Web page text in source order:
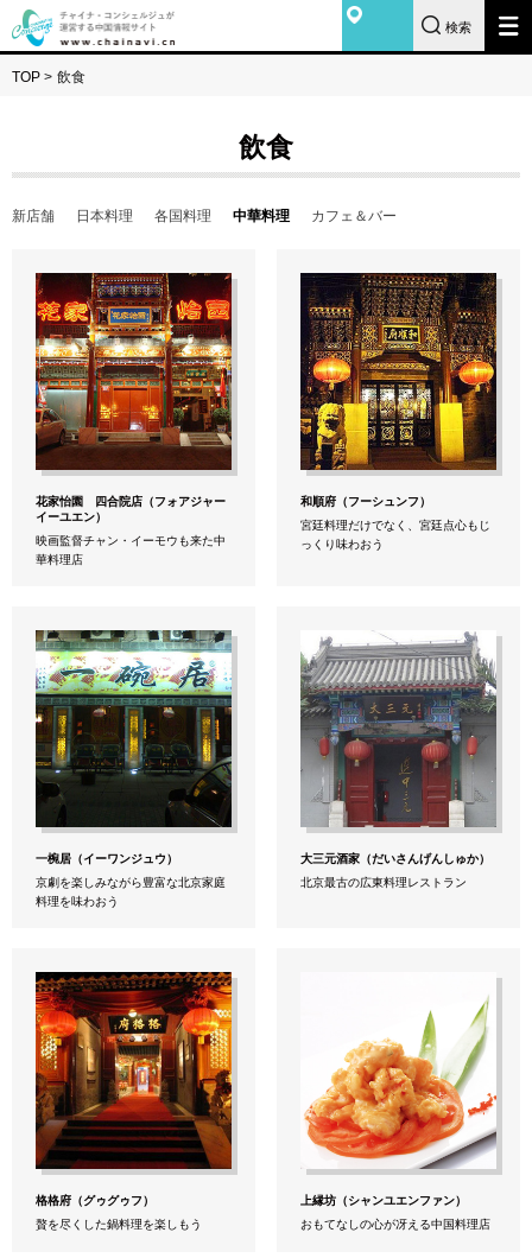
検索
TOP > 飲食
飲食
新店舗 日本料理 各国料理 中華料理 カフェ＆バー
花家怡園 四合院店（フォアジャー
イーユエン）
映画監督チャン・イーモウも来た中
華料理店
和順府（フーシュンフ）
宮廷料理だけでなく、宮廷点心もじ
っくり味わおう
一椀居（イーワンジュウ）
京劇を楽しみながら豊富な北京家庭
料理を味わおう
大三元酒家（だいさんげんしゅか）
北京最古の広東料理レストラン
格格府（グゥグゥフ）
贅を尽くした鍋料理を楽しもう
上縁坊（シャンユエンファン）
おもてなしの心が冴える中国料理店